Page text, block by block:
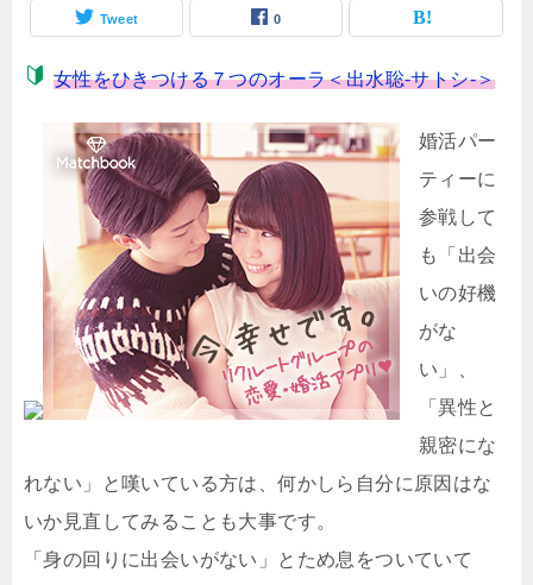
Tweet 0
女性をひきつける７つのオーラ＜出水聡-サトシ-＞
婚活パー
ティーに
参戦して
も「出会
いの好機
がな
い」、
「異性と
親密にな
れない」と嘆いている方は、何かしら自分に原因はな
いか見直してみることも大事です。
「身の回りに出会いがない」とため息をついていて